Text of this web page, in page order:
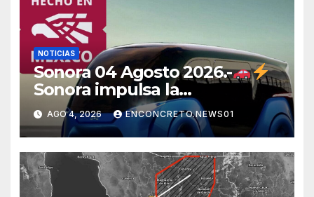
NOTICIAS
Sonora 04 Agosto 2026.-
Sonora impulsa la
electromovilidad con
«Beyond», un vehículo
eléctrico desarrollado junto al
ITH
AGO 4, 2026 ENCONCRETO.NEWS01